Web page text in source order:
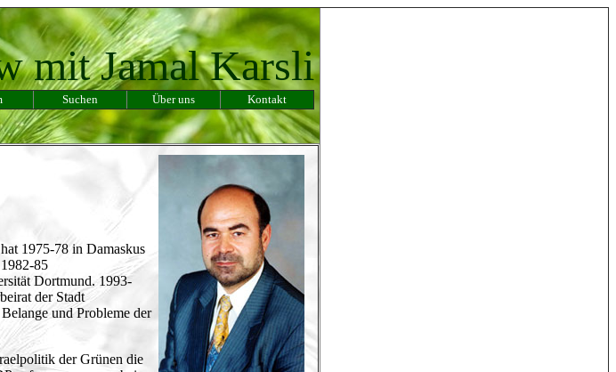
mit Jamal Karsli
Suchen Über uns Kontakt
1975-78 in Damaskus
85
Dortmund. 1993-
der Stadt
und Probleme der
der Grünen die